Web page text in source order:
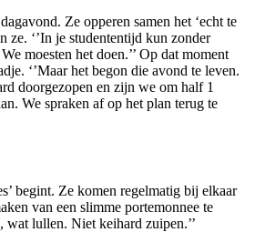
Ze opperen samen het ‘echt te
ze. ‘’In je studententijd kun zonder
moesten het doen.’’ Op dat moment
‘’Maar het begon die avond te leven.
doorgezopen en zijn we om half 1
We spraken af op het plan terug te
begint. Ze komen regelmatig bij elkaar
van een slimme portemonnee te
wat lullen. Niet keihard zuipen.’’